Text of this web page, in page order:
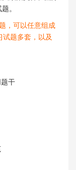
。
，可以任意组成
题多套，以及
干